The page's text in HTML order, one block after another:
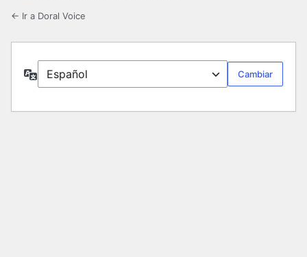
← Ir a Doral Voice
Idioma